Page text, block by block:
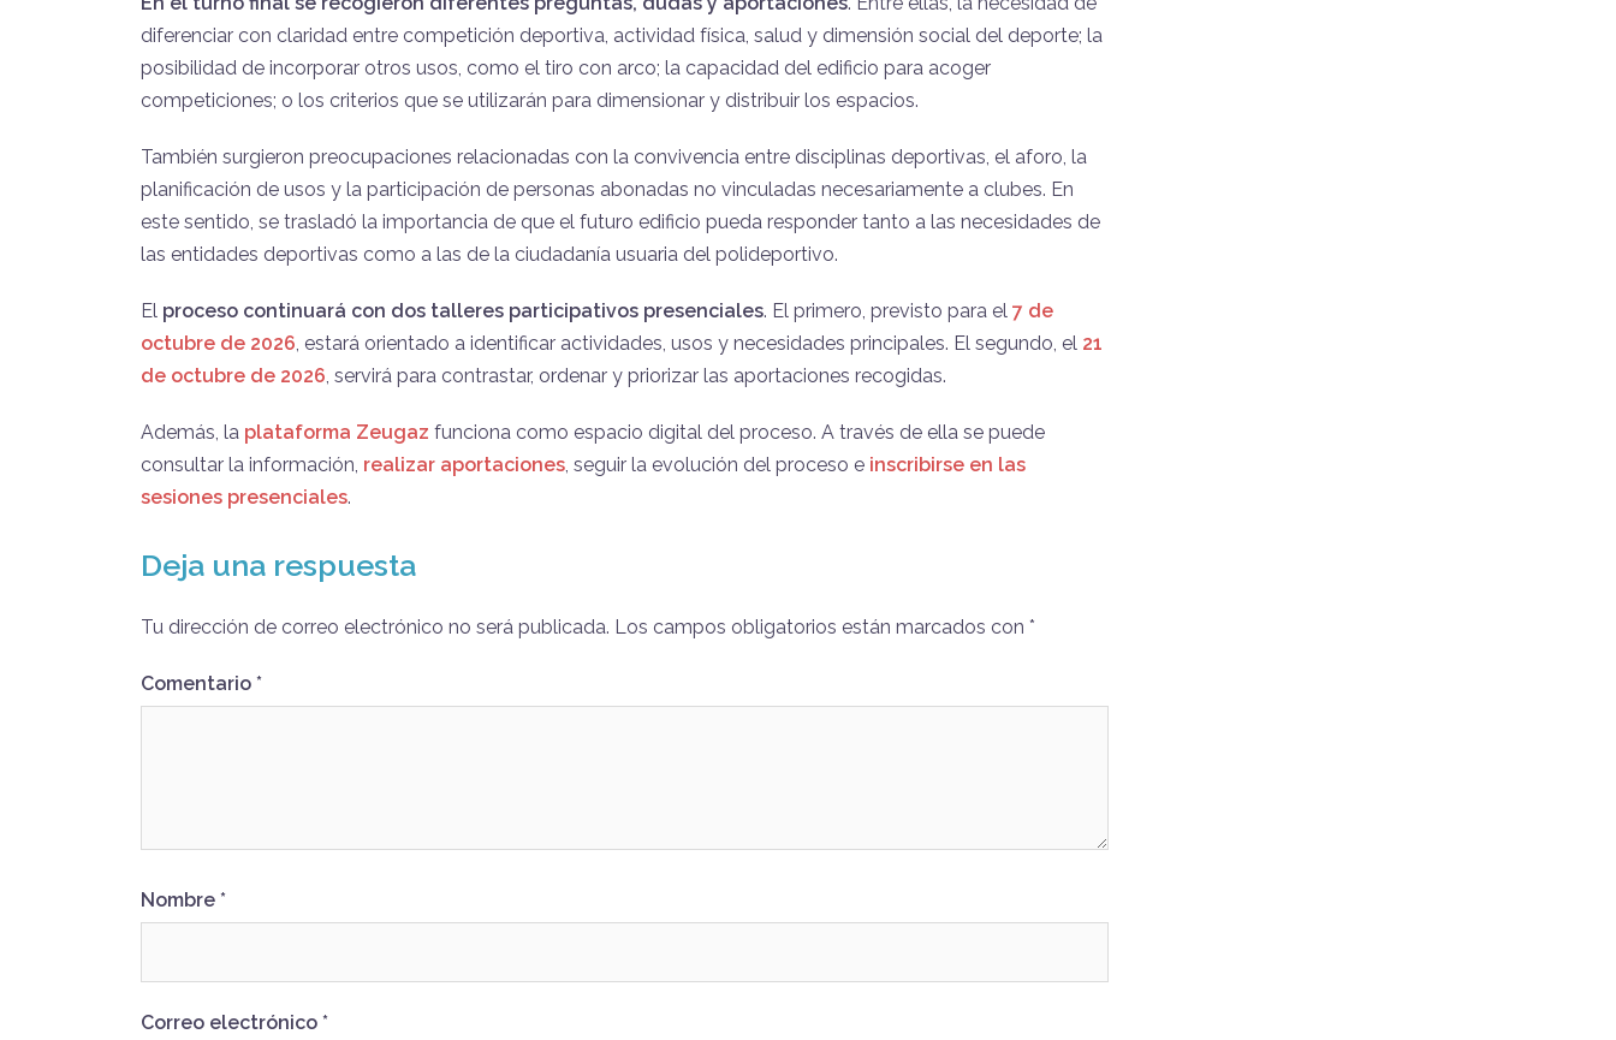
diferenciar con claridad entre competición deportiva, actividad física, salud y dimensión social del deporte; la
posibilidad de incorporar otros usos, como el tiro con arco; la capacidad del edificio para acoger
competiciones; o los criterios que se utilizarán para dimensionar y distribuir los espacios.
También surgieron preocupaciones relacionadas con la convivencia entre disciplinas deportivas, el aforo, la
planificación de usos y la participación de personas abonadas no vinculadas necesariamente a clubes. En
este sentido, se trasladó la importancia de que el futuro edificio pueda responder tanto a las necesidades de
las entidades deportivas como a las de la ciudadanía usuaria del polideportivo.
El proceso continuará con dos talleres participativos presenciales. El primero, previsto para el 7 de
octubre de 2026, estará orientado a identificar actividades, usos y necesidades principales. El segundo, el 21
de octubre de 2026, servirá para contrastar, ordenar y priorizar las aportaciones recogidas.
Además, la plataforma Zeugaz funciona como espacio digital del proceso. A través de ella se puede
consultar la información, realizar aportaciones, seguir la evolución del proceso e inscribirse en las
sesiones presenciales.
Deja una respuesta
Tu dirección de correo electrónico no será publicada. Los campos obligatorios están marcados con *
Comentario *
Nombre *
Correo electrónico *